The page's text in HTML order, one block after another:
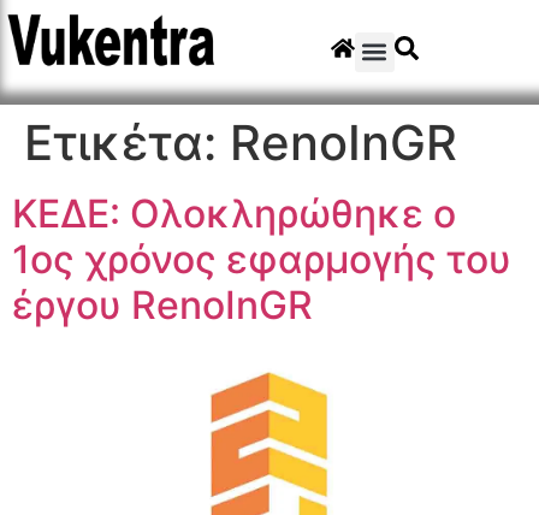
Ετικέτα: RenoInGR
ΚΕΔΕ: Ολοκληρώθηκε ο
1ος χρόνος εφαρμογής του
έργου RenoInGR